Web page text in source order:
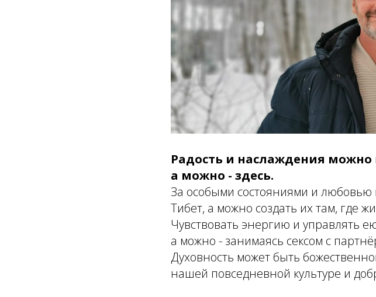
Радость и наслаждения
а можно - здесь.
За особыми состояниями и
Тибет, а можно создать их там, где
Чувствовать энергию и управлять
а можно - занимаясь сексом с
Духовность может быть
нашей повседневной культуре и